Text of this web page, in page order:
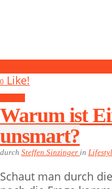
0 Like!
Warum ist
unsmart?
durch Steffen Sinzinger in
Schaut man durch